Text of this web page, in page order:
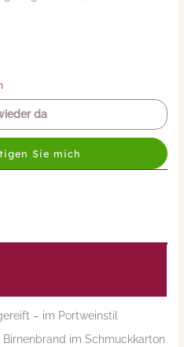
da
Sie mich
– im Portweinstil
im Schmuckkarton